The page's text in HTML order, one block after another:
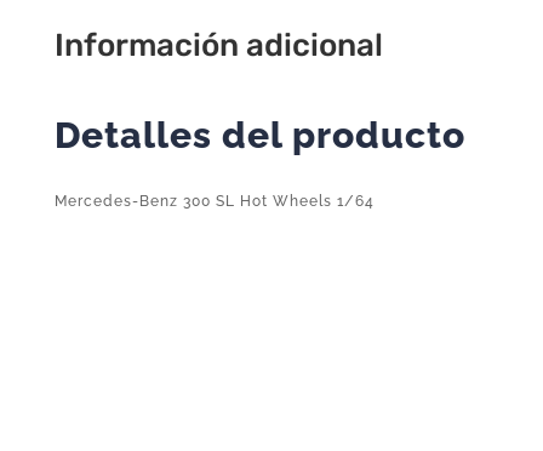
Información adicional
Detalles del producto
Mercedes-Benz 300 SL Hot Wheels 1/64